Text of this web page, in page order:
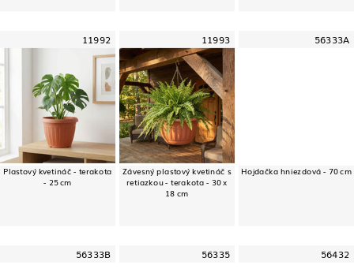
11992
Plastový kvetináč - terakota
- 25 cm
11993
Závesný plastový kvetináč s
retiazkou - terakota - 30 x
18 cm
56333A
Hojdačka hniezdová - 70 cm
56333B 56335 56432